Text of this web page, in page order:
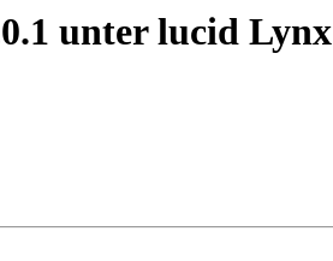
unter lucid Lynx